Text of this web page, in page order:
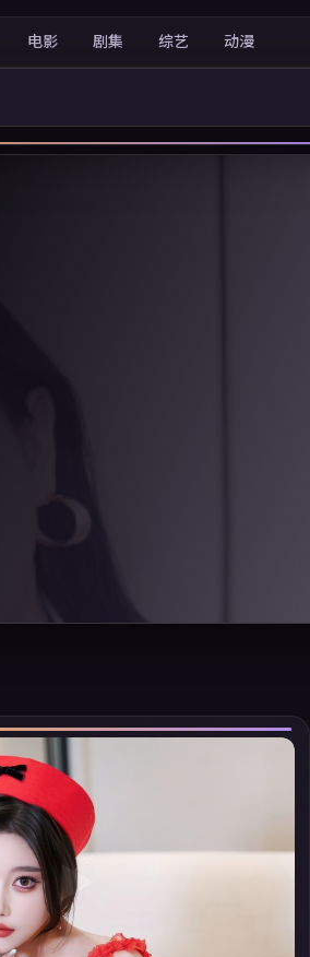
电影 剧集 综艺 动漫
▶